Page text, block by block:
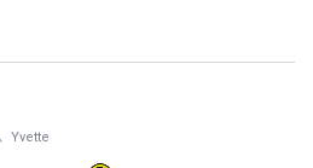
Yvette